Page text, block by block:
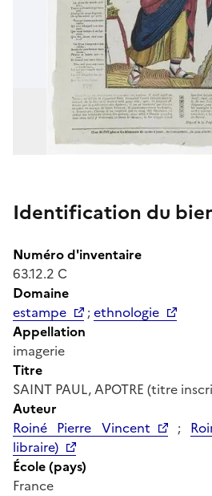
Identification du
Numéro d'inventaire
63.12.2 C
Domaine
estampe
;ethnologie
Appellation
imagerie
Titre
SAINT PAUL, APOTRE (titre
Auteur
Roiné Pierre Vincent
;
libraire)
École (pays)
France